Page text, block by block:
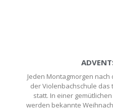
Jeden Montagmorgen
der Violenbachschule
statt. In einer
werden bekannte